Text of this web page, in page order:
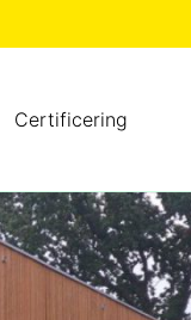
Certificering